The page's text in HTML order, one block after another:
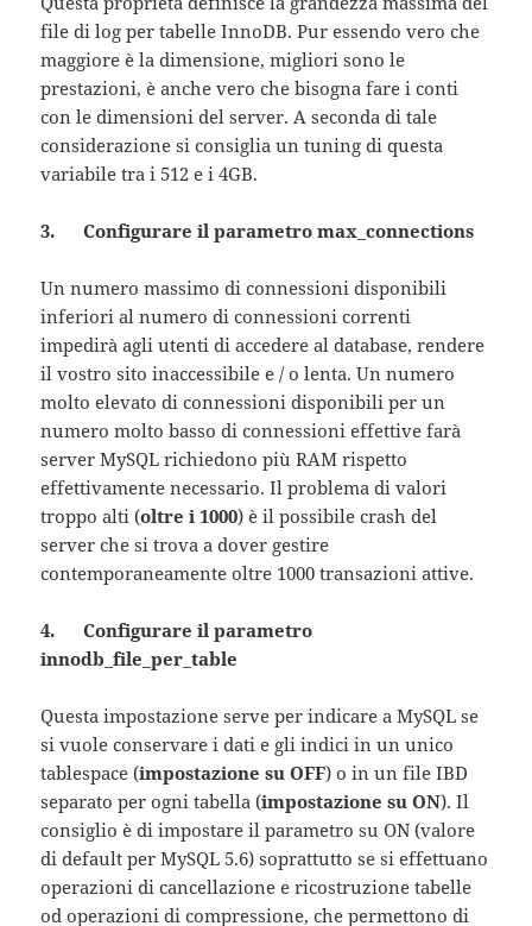
file di log per tabelle InnoDB. Pur essendo vero che
maggiore è la dimensione, migliori sono le
prestazioni, è anche vero che bisogna fare i conti
con le dimensioni del server. A seconda di tale
considerazione si consiglia un tuning di questa
variabile tra i 512 e i 4GB.
3. Configurare il parametro max_connections
Un numero massimo di connessioni disponibili
inferiori al numero di connessioni correnti
impedirà agli utenti di accedere al database, rendere
il vostro sito inaccessibile e / o lenta. Un numero
molto elevato di connessioni disponibili per un
numero molto basso di connessioni effettive farà
server MySQL richiedono più RAM rispetto
effettivamente necessario. Il problema di valori
troppo alti (oltre i 1000) è il possibile crash del
server che si trova a dover gestire
contemporaneamente oltre 1000 transazioni attive.
4. Configurare il parametro
innodb_file_per_table
Questa impostazione serve per indicare a MySQL se
si vuole conservare i dati e gli indici in un unico
tablespace (impostazione su OFF) o in un file IBD
separato per ogni tabella (impostazione su ON). Il
consiglio è di impostare il parametro su ON (valore
di default per MySQL 5.6) soprattutto se si effettuano
operazioni di cancellazione e ricostruzione tabelle
od operazioni di compressione, che permettono di